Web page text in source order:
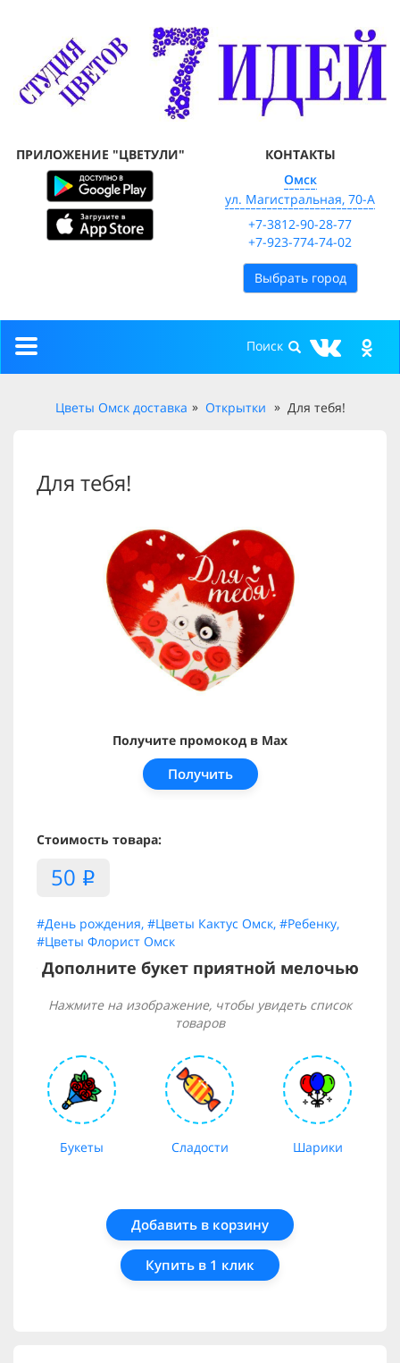
ПРИЛОЖЕНИЕ "ЦВЕТУЛИ"
КОНТАКТЫ
Омск
ул. Магистральная, 70-А
+7-3812-90-28-77
+7-923-774-74-02
Выбрать город
Toggle
Цветы Омск доставка Открытки Для тебя!
Для тебя!
Получите промокод в Max
Получить
Стоимость товара:
50 i
#День рождения, #Цветы Кактус Омск, #Ребенку,
#Цветы Флорист Омск
Дополните букет приятной мелочью
Нажмите на изображение, чтобы увидеть список
товаров
Букеты Сладости Шарики
Добавить в корзину
Купить в 1 клик